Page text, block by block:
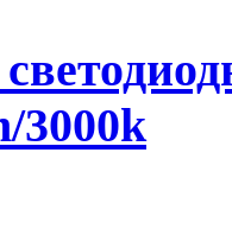
3000k